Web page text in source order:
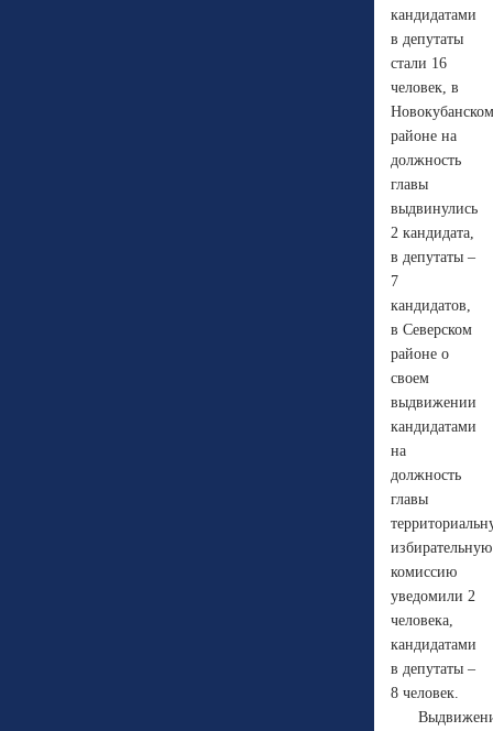
кандидатами
в депутаты
стали 16
человек, в
Новокубанском
районе на
должность
главы
выдвинулись
2 кандидата,
в депутаты –
7
кандидатов,
в Северском
районе о
своем
выдвижении
кандидатами
на
должность
главы
избирательную
комиссию
уведомили 2
человека,
кандидатами
в депутаты –
8 человек.